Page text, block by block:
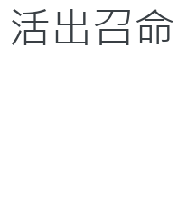
出召命